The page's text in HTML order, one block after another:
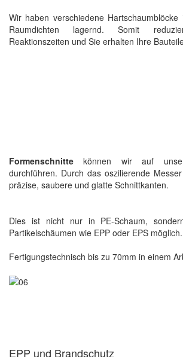
Wir haben verschiedene Hartschaumblöcke
Raumdichten lagernd. Somit
Reaktionszeiten und Sie erhalten Ihre
Formenschnitte können wir auf
durchführen. Durch das oszilierende
präzise, saubere und glatte Schnittkanten.
Dies ist nicht nur in PE-Schaum,
Partikelschäumen wie EPP oder EPS möglich.
Fertigungstechnisch bis zu 70mm in einem
EPP und Brandschutz